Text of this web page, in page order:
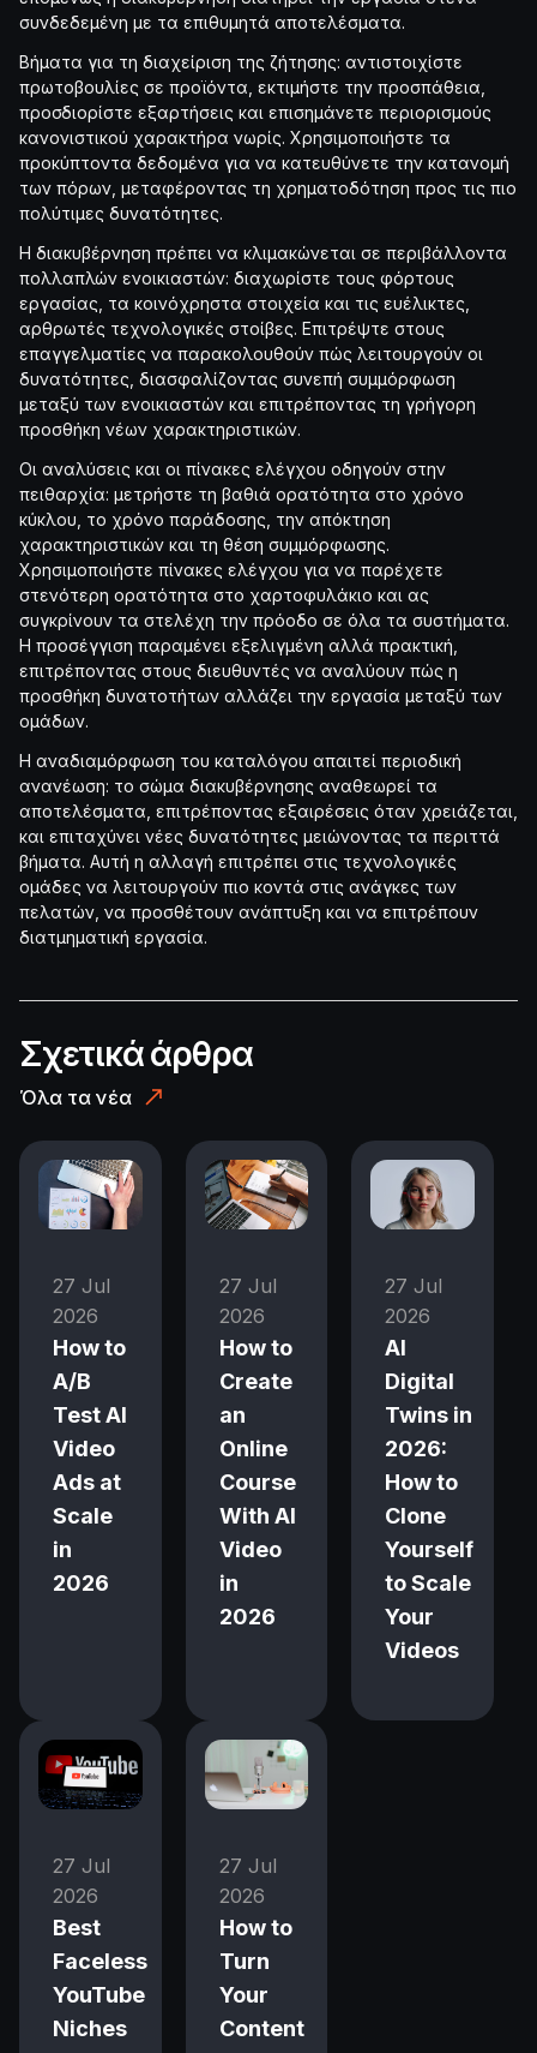
συνδεδεμένη με τα επιθυμητά αποτελέσματα.
Βήματα για τη διαχείριση της ζήτησης: αντιστοιχίστε
πρωτοβουλίες σε προϊόντα, εκτιμήστε την προσπάθεια,
προσδιορίστε εξαρτήσεις και επισημάνετε περιορισμούς
κανονιστικού χαρακτήρα νωρίς. Χρησιμοποιήστε τα
προκύπτοντα δεδομένα για να κατευθύνετε την κατανομή
των πόρων, μεταφέροντας τη χρηματοδότηση προς τις πιο
πολύτιμες δυνατότητες.
Η διακυβέρνηση πρέπει να κλιμακώνεται σε περιβάλλοντα
πολλαπλών ενοικιαστών: διαχωρίστε τους φόρτους
εργασίας, τα κοινόχρηστα στοιχεία και τις ευέλικτες,
αρθρωτές τεχνολογικές στοίβες. Επιτρέψτε στους
επαγγελματίες να παρακολουθούν πώς λειτουργούν οι
δυνατότητες, διασφαλίζοντας συνεπή συμμόρφωση
μεταξύ των ενοικιαστών και επιτρέποντας τη γρήγορη
προσθήκη νέων χαρακτηριστικών.
Οι αναλύσεις και οι πίνακες ελέγχου οδηγούν στην
πειθαρχία: μετρήστε τη βαθιά ορατότητα στο χρόνο
κύκλου, το χρόνο παράδοσης, την απόκτηση
χαρακτηριστικών και τη θέση συμμόρφωσης.
Χρησιμοποιήστε πίνακες ελέγχου για να παρέχετε
στενότερη ορατότητα στο χαρτοφυλάκιο και ας
συγκρίνουν τα στελέχη την πρόοδο σε όλα τα συστήματα.
Η προσέγγιση παραμένει εξελιγμένη αλλά πρακτική,
επιτρέποντας στους διευθυντές να αναλύουν πώς η
προσθήκη δυνατοτήτων αλλάζει την εργασία μεταξύ των
ομάδων.
Η αναδιαμόρφωση του καταλόγου απαιτεί περιοδική
ανανέωση: το σώμα διακυβέρνησης αναθεωρεί τα
αποτελέσματα, επιτρέποντας εξαιρέσεις όταν χρειάζεται,
και επιταχύνει νέες δυνατότητες μειώνοντας τα περιττά
βήματα. Αυτή η αλλαγή επιτρέπει στις τεχνολογικές
ομάδες να λειτουργούν πιο κοντά στις ανάγκες των
πελατών, να προσθέτουν ανάπτυξη και να επιτρέπουν
διατμηματική εργασία.
Σχετικά άρθρα
Όλα τα νέα
27 Jul
2026
How to
A/B
Test AI
Video
Ads at
Scale
in
2026
27 Jul
2026
How to
Create
an
Online
Course
With AI
Video
in
2026
27 Jul
2026
AI
Digital
Twins in
2026:
How to
Clone
Yourself
to Scale
Your
Videos
27 Jul
2026
Best
Faceless
YouTube
Niches
27 Jul
2026
How to
Turn
Your
Content